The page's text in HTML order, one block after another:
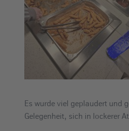
Es wurde viel geplaudert und
Gelegenheit, sich in lockerer